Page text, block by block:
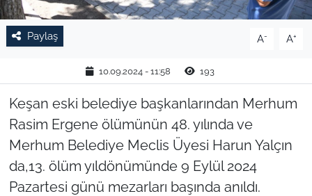
Paylaş A- A+
10.09.2024 - 11:58 193
Keşan eski belediye başkanlarından Merhum
Rasim Ergene ölümünün 48. yılında ve
Merhum Belediye Meclis Üyesi Harun Yalçın
da,13. ölüm yıldönümünde 9 Eylül 2024
Pazartesi günü mezarları başında anıldı.
RESMİ İLAN
YAŞAM
EDİRNE
TEKİRDAĞ